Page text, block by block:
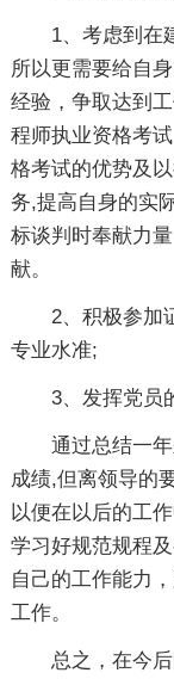
1、考虑到在
所以更需要给自
经验，争取达到
程师执业资格考
格考试的优势及
务,提高自身的实
标谈判时奉献力
献。
2、积极参加
专业水准;
3、发挥党员
通过总结一
成绩,但离领导的
以便在以后的工
学习好规范规程
自己的工作能力
工作。
总之，在今